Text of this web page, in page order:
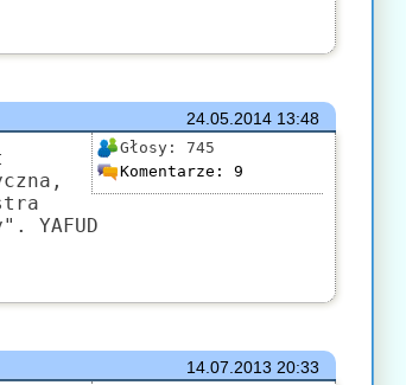
24.05.201413:48
Głosy: 745
Komentarze: 9
YAFUD
14.07.2013 20:33